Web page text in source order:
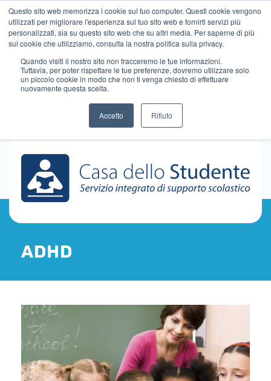
Questo sito web memorizza i cookie sul tuo computer. Questi cookie vengono
utilizzati per migliorare l'esperienza sul tuo sito web e fornirti servizi più
personalizzati, sia su questo sito web che su altri media. Per saperne di più
sui cookie che utilizziamo, consulta la nostra politica sulla privacy.
Quando visiti il ​​nostro sito non tracceremo le tue informazioni.
Tuttavia, per poter rispettare le tue preferenze, dovremo utilizzare solo
un piccolo cookie in modo che non ti venga chiesto di effettuare
nuovamente questa scelta.
Accetto Rifiuto
ADHD